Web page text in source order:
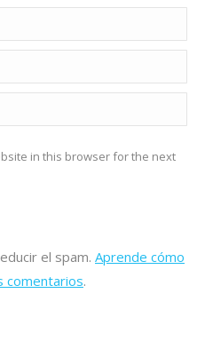
in this browser for the next
el spam. Aprende cómo
comentarios.